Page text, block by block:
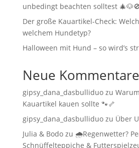
unbedingt beachten solltest
Der große Kauartikel-Check:
welchem Hundetyp?
Halloween mit Hund – so wird’s
Neue Kommentare
gipsy_dana_dasbulliduozu
Kauartikel kauen sollte 🐾🦴
gipsy_dana_dasbulliduozu Über
Julia & Bodozu 🌧️Regenwetter?
Schnüffelteppiche &